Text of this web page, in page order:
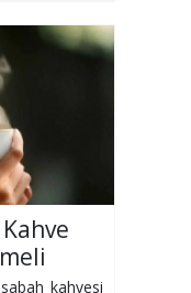
kahvesi